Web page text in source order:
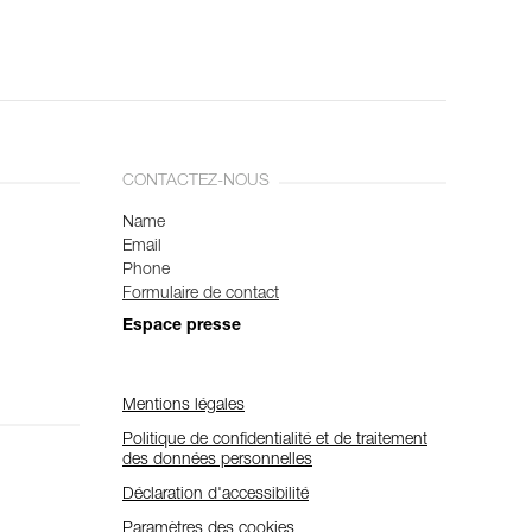
CONTACTEZ-NOUS
Name
Email
Phone
Formulaire de contact
Espace presse
Mentions légales
Politique de confidentialité et de traitement
des données personnelles
Déclaration d'accessibilité